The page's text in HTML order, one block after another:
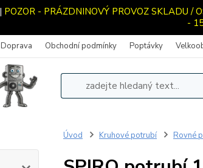
| POZOR - PRÁZDNINOVÝ PROVOZ SKLADU
-
Doprava Obchodní podmínky Poptávky
Úvod Kruhové potrubí Rovné